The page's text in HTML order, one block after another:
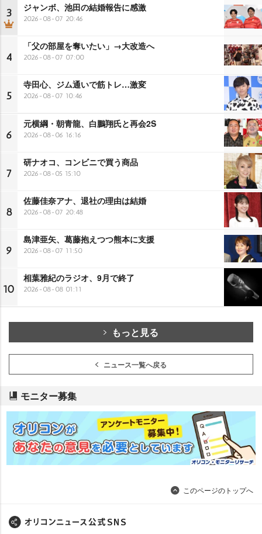
3 ジャンボ、池田の結婚報告に感激
2026-08-07 20:46
4
「父の部屋を奪いたい」→大改造へ
2026-08-07 07:00
5
寺田心、ジム通いで筋トレ…激変
2026-08-07 10:46
6
元横綱・朝青龍、白鵬翔氏と再会2S
2026-08-06 16:16
7
研ナオコ、コンビニで買う商品
2026-08-05 15:10
8
佐藤佳奈アナ、退社の理由は結婚
2026-08-07 20:48
9
島津亜矢、葛藤抱えつつ熊本に支援
2026-08-07 11:50
10
相葉雅紀のラジオ、9月で終了
2026-08-08 01:11
もっと見る
ニュース一覧へ戻る
モニター募集
このページのトップへ